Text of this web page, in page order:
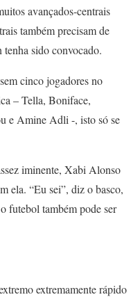
avançados-centrais
também precisam de
sido convocado.
cinco jogadores no
– Tella, Boniface,
e Amine Adli -, isto só se
iminente, Xabi Alonso
ela. “Eu sei”, diz o basco,
futebol também pode ser
extremamente rápido